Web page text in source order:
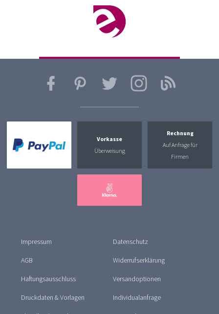
Vorkasse
Überweisung
Rechnung
Auf Anfrage für
Firmen
Impressum Datenschutz
AGB Widerrufserklärung
Haftungsausschluss Versandoptionen
Druckdaten & Vorlagen Individualanfrage